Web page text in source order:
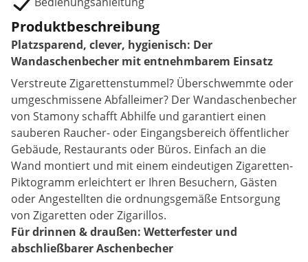
Produktbeschreibung
Platzsparend, clever, hygienisch: Der
Wandaschenbecher mit entnehmbarem Einsatz
Verstreute Zigarettenstummel? Überschwemmte oder
umgeschmissene Abfalleimer? Der Wandaschenbecher
von Stamony schafft Abhilfe und garantiert einen
sauberen Raucher- oder Eingangsbereich öffentlicher
Gebäude, Restaurants oder Büros. Einfach an die
Wand montiert und mit einem eindeutigen Zigaretten-
Piktogramm erleichtert er Ihren Besuchern, Gästen
oder Angestellten die ordnungsgemäße Entsorgung
von Zigaretten oder Zigarillos.
Für drinnen & draußen: Wetterfester und
abschließbarer Aschenbecher